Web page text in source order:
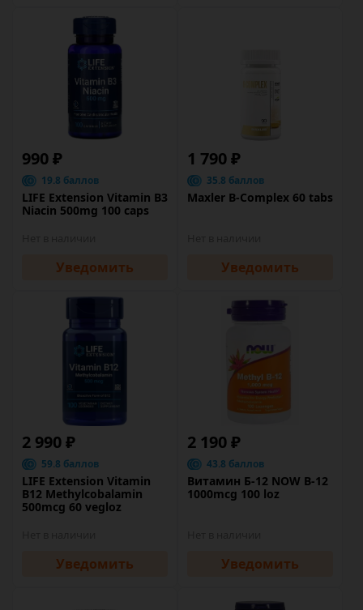
990 ₽
19.8 баллов
LIFE Extension Vitamin B3
Niacin 500mg 100 caps
Уведомить
1 790 ₽
35.8 баллов
Maxler B-Complex 60 tabs
Уведомить
2 990 ₽
59.8 баллов
LIFE Extension Vitamin
B12 Methylcobalamin
500mcg 60 vegloz
Уведомить
2 190 ₽
43.8 баллов
Витамин Б-12 NOW B-12
1000mcg 100 loz
Уведомить